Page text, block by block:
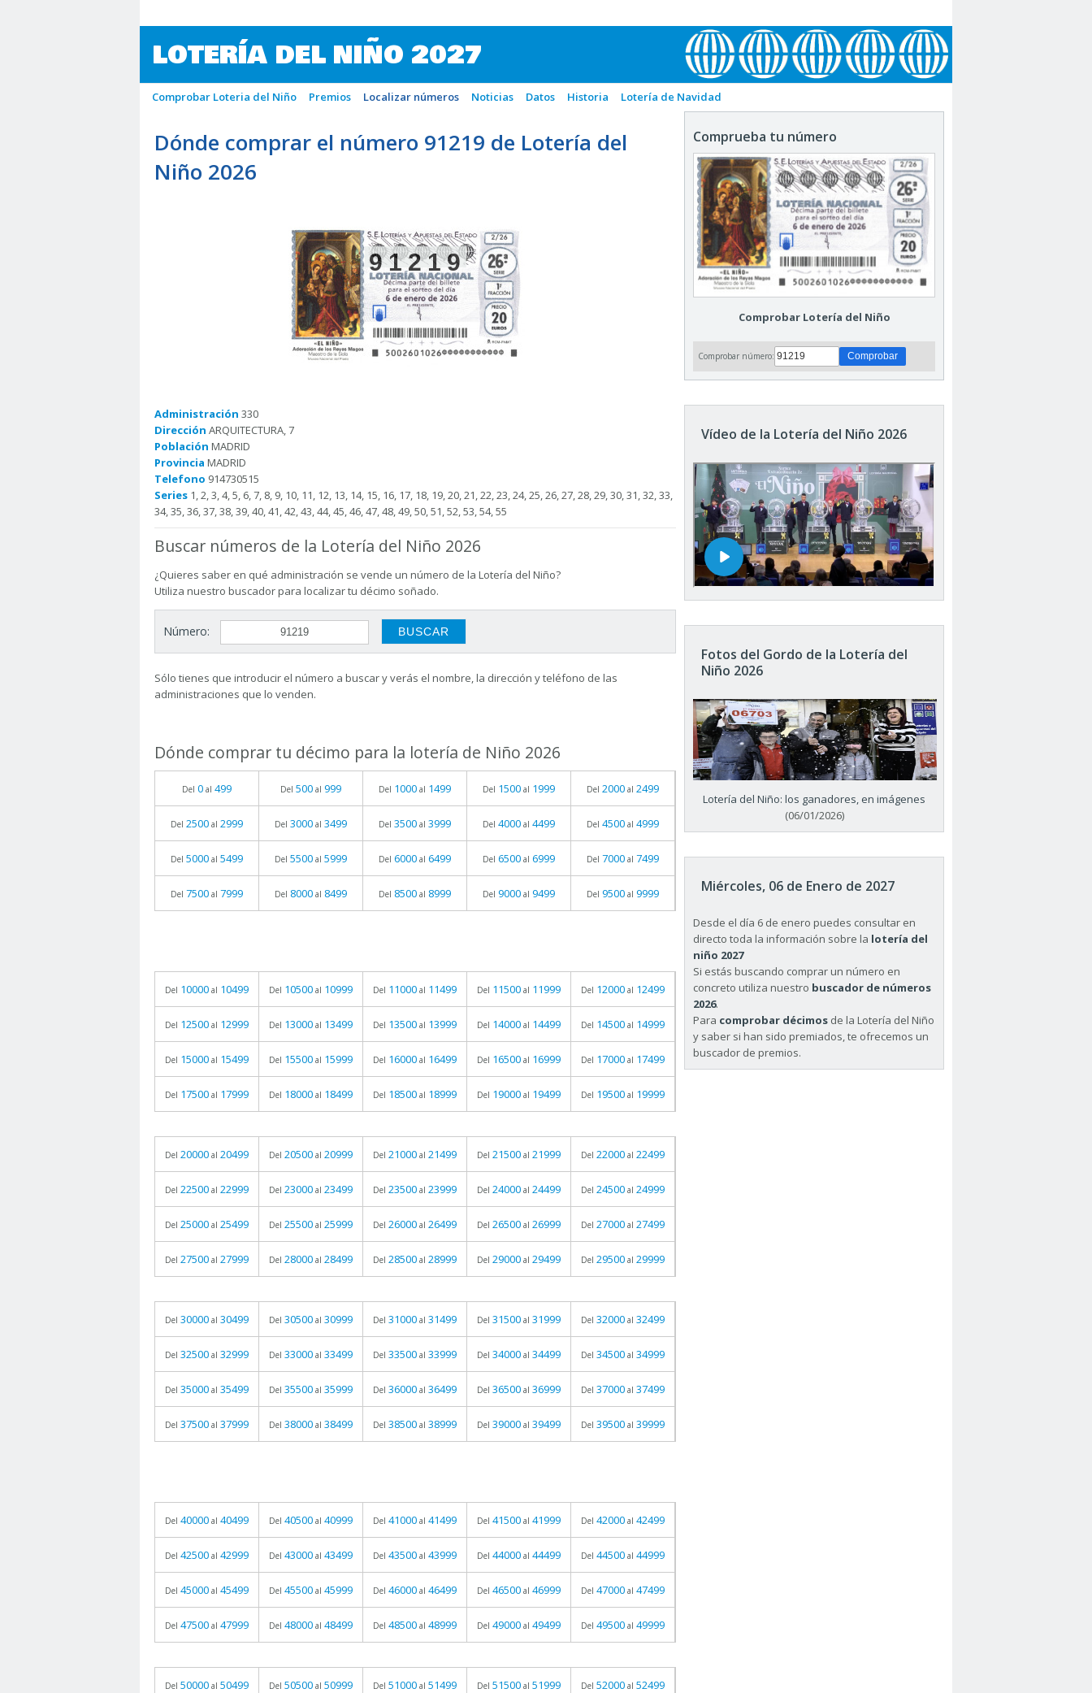
LOTERÍA DEL NIÑO 2027
Comprobar Loteria del Niño Premios Localizar números Noticias Datos Historia Lotería de Navidad
Dónde comprar el número 91219 de Lotería del
Niño 2026
91219
Administración 330
Dirección ARQUITECTURA, 7
Población MADRID
Provincia MADRID
Telefono 914730515
Series 1, 2, 3, 4, 5, 6, 7, 8, 9, 10, 11, 12, 13, 14, 15, 16, 17, 18, 19, 20, 21, 22, 23, 24, 25, 26, 27, 28, 29, 30, 31, 32, 33,
34, 35, 36, 37, 38, 39, 40, 41, 42, 43, 44, 45, 46, 47, 48, 49, 50, 51, 52, 53, 54, 55
Buscar números de la Lotería del Niño 2026
¿Quieres saber en qué administración se vende un número de la Lotería del Niño?
Utiliza nuestro buscador para localizar tu décimo soñado.
Número:
Sólo tienes que introducir el número a buscar y verás el nombre, la dirección y teléfono de las
administraciones que lo venden.
Dónde comprar tu décimo para la lotería de Niño 2026
Del 0 al 499 Del 500 al 999 Del 1000 al 1499 Del 1500 al 1999 Del 2000 al 2499
Del 2500 al 2999 Del 3000 al 3499 Del 3500 al 3999 Del 4000 al 4499 Del 4500 al 4999
Del 5000 al 5499 Del 5500 al 5999 Del 6000 al 6499 Del 6500 al 6999 Del 7000 al 7499
Del 7500 al 7999 Del 8000 al 8499 Del 8500 al 8999 Del 9000 al 9499 Del 9500 al 9999
Del 10000 al 10499 Del 10500 al 10999 Del 11000 al 11499 Del 11500 al 11999 Del 12000 al 12499
Del 12500 al 12999 Del 13000 al 13499 Del 13500 al 13999 Del 14000 al 14499 Del 14500 al 14999
Del 15000 al 15499 Del 15500 al 15999 Del 16000 al 16499 Del 16500 al 16999 Del 17000 al 17499
Del 17500 al 17999 Del 18000 al 18499 Del 18500 al 18999 Del 19000 al 19499 Del 19500 al 19999
Del 20000 al 20499 Del 20500 al 20999 Del 21000 al 21499 Del 21500 al 21999 Del 22000 al 22499
Del 22500 al 22999 Del 23000 al 23499 Del 23500 al 23999 Del 24000 al 24499 Del 24500 al 24999
Del 25000 al 25499 Del 25500 al 25999 Del 26000 al 26499 Del 26500 al 26999 Del 27000 al 27499
Del 27500 al 27999 Del 28000 al 28499 Del 28500 al 28999 Del 29000 al 29499 Del 29500 al 29999
Del 30000 al 30499 Del 30500 al 30999 Del 31000 al 31499 Del 31500 al 31999 Del 32000 al 32499
Del 32500 al 32999 Del 33000 al 33499 Del 33500 al 33999 Del 34000 al 34499 Del 34500 al 34999
Del 35000 al 35499 Del 35500 al 35999 Del 36000 al 36499 Del 36500 al 36999 Del 37000 al 37499
Del 37500 al 37999 Del 38000 al 38499 Del 38500 al 38999 Del 39000 al 39499 Del 39500 al 39999
Del 40000 al 40499 Del 40500 al 40999 Del 41000 al 41499 Del 41500 al 41999 Del 42000 al 42499
Del 42500 al 42999 Del 43000 al 43499 Del 43500 al 43999 Del 44000 al 44499 Del 44500 al 44999
Del 45000 al 45499 Del 45500 al 45999 Del 46000 al 46499 Del 46500 al 46999 Del 47000 al 47499
Del 47500 al 47999 Del 48000 al 48499 Del 48500 al 48999 Del 49000 al 49499 Del 49500 al 49999
Del 50000 al 50499 Del 50500 al 50999 Del 51000 al 51499 Del 51500 al 51999 Del 52000 al 52499
Comprueba tu número
Comprobar Lotería del Niño
Comprobar número:
Vídeo de la Lotería del Niño 2026
Fotos del Gordo de la Lotería del
Niño 2026
Lotería del Niño: los ganadores, en imágenes
(06/01/2026)
Miércoles, 06 de Enero de 2027
Desde el día 6 de enero puedes consultar en
directo toda la información sobre la lotería del
niño 2027
Si estás buscando comprar un número en
concreto utiliza nuestro buscador de números
2026.
Para comprobar décimos de la Lotería del Niño
y saber si han sido premiados, te ofrecemos un
buscador de premios.